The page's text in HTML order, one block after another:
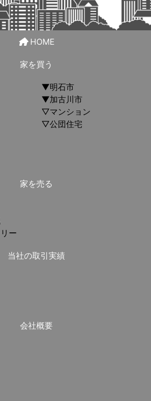
HOME
家を買う
▼明石市
▼加古川市
▽マンション
▽公団住宅
家を売る
ー
当社の取引実績
会社概要